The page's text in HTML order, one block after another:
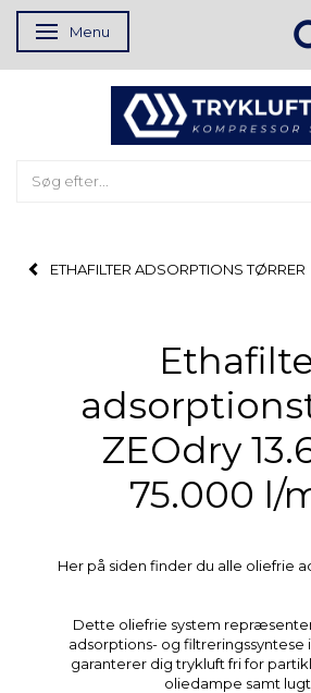
Skifte navigation
Menu
ETHAFILTER ADSORPTIONS TØRRER
ZEOdry
75.000 l/
Her på siden finder du alle oliefrie
Dette oliefrie system
adsorptions- og filtreringssyntese
garanterer dig trykluft fri for
oliedampe samt